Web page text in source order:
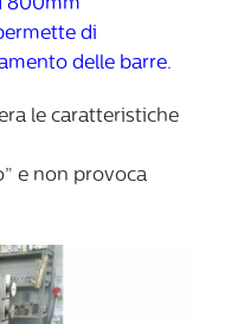
800mm
di
delle barre.
le caratteristiche
e non provoca